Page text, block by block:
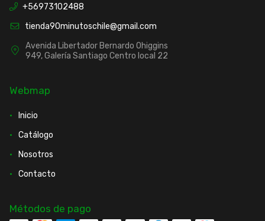
+56973102488
tienda90minutoschile@gmail.com
Avenida Libertador Bernardo Ohiggins
949, Galería Santiago Centro local 22
Webmap
Inicio
Catálogo
Nosotros
Contacto
Métodos de pago